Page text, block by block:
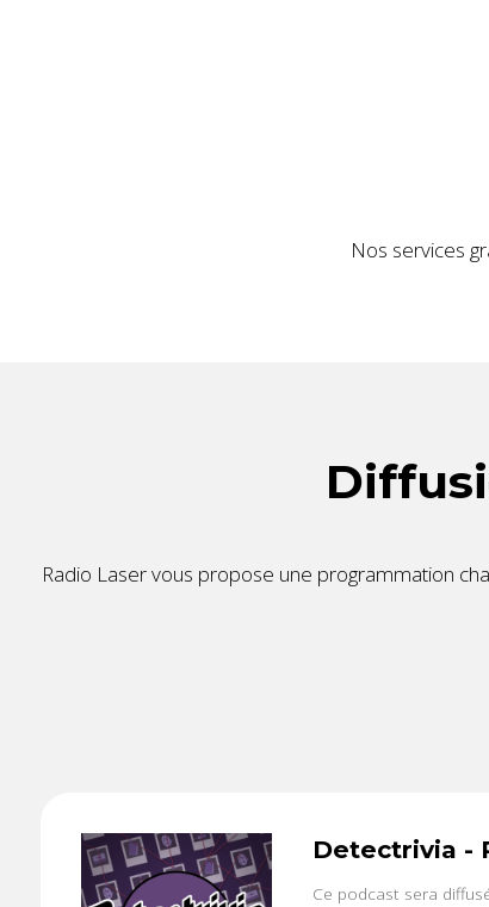
Nos services
Radio Laser vous propose une programmation
Detectrivia -
Ce podcast sera